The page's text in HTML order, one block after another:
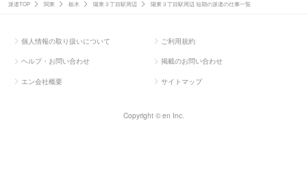
派遣TOP 関東 栃木 陽東３丁目駅周辺 陽東３丁目駅周辺 短期の派遣の仕事一覧
個人情報の取り扱いについて ご利用規約
ヘルプ・お問い合わせ 掲載のお問い合わせ
エン会社概要 サイトマップ
Copyright © en Inc.